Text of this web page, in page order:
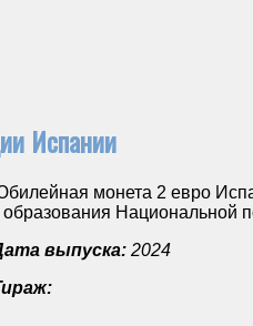
Испании
монета 2 евро
образования Национальной
выпуска: 2024